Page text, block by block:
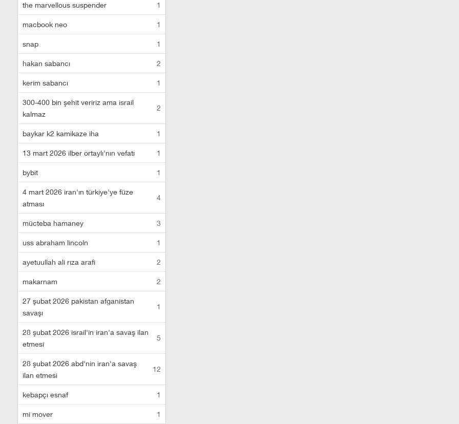
the marvellous suspender 1
macbook neo 1
snap 1
hakan sabancı 2
kerim sabancı 1
300-400 bin şehit veririz ama israil
kalmaz
2
baykar k2 kamikaze iha 1
13 mart 2026 ilber ortaylı'nın vefatı 1
bybit 1
4 mart 2026 iran'ın türkiye'ye füze
atması
4
mücteba hamaney 3
uss abraham lincoln 1
ayetuullah ali rıza arafi 2
makarnam 2
27 şubat 2026 pakistan afganistan
savaşı
1
28 şubat 2026 israil'in iran'a savaş ilan
etmesi
5
28 şubat 2026 abd'nin iran'a savaş
ilan etmesi
12
kebapçı esnaf 1
mi mover 1